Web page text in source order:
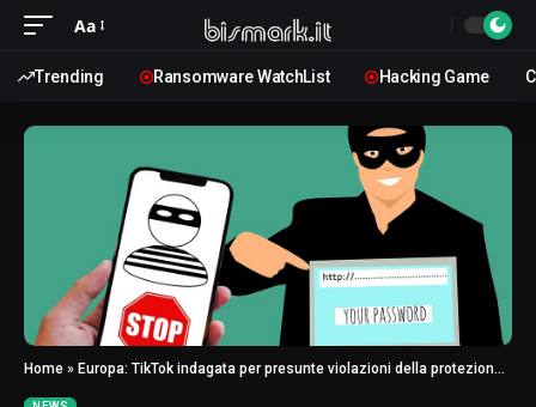
Aa
Trending Ransomware WatchList Hacking Game
Home » Europa: TikTok indagata per presunte violazioni della protezione dei dati